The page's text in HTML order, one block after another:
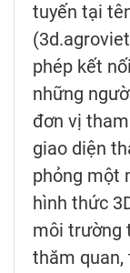
tuyến tại
phép kết
những
đơn vị
giao diện
phỏng một
hình thức
môi trường
thăm